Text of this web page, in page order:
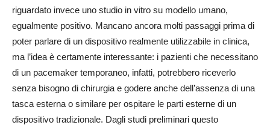
riguardato invece uno studio in vitro su modello umano,
egualmente positivo. Mancano ancora molti passaggi prima di
poter parlare di un dispositivo realmente utilizzabile in clinica,
ma l’idea è certamente interessante: i pazienti che necessitano
di un pacemaker temporaneo, infatti, potrebbero riceverlo
senza bisogno di chirurgia e godere anche dell’assenza di una
tasca esterna o similare per ospitare le parti esterne di un
dispositivo tradizionale. Dagli studi preliminari questo